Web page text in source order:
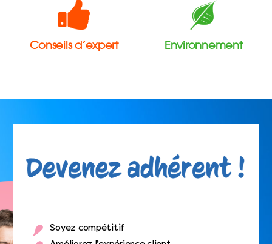
Conseils d’expert Environnement
Soyez compétitif